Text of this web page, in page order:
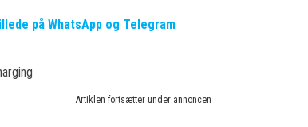
på WhatsApp og Telegram
Artiklen fortsætter under annoncen